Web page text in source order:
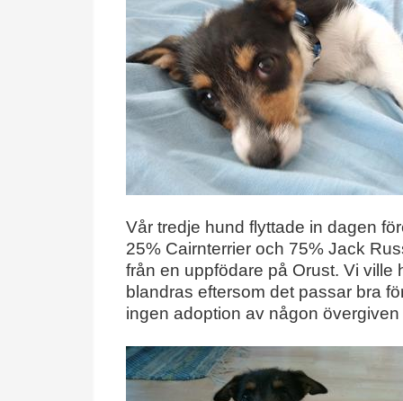
Vår tredje hund flyttade in dagen
25% Cairnterrier och 75% Jack
från en uppfödare på Orust. Vi
blandras eftersom det passar bra
ingen adoption av någon